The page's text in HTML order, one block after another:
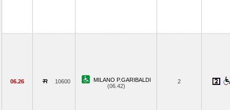
06.26 10600
MILANO P.GARIBALDI
(06.42)
2